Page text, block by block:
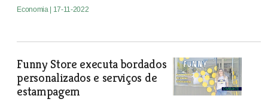
Economia | 17-11-2022
Funny Store executa bordados
personalizados e serviços de
estampagem